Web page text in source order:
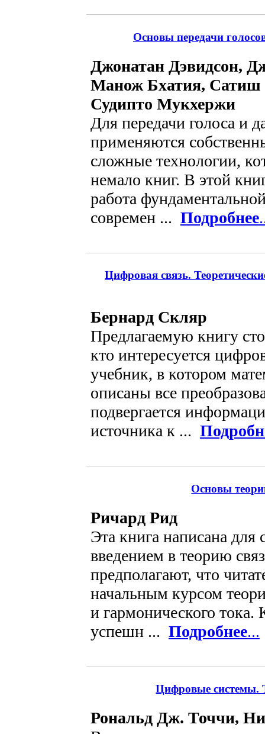
Основы передачи
Джонатан Дэвидсон,
Манож Бхатия, Сатиш
Судипто Мукхержи
Для передачи голоса и
применяются
сложные технологии,
немало книг. В этой
работа
современ ... Подробнее
Цифровая связь.
Бернард Скляр
Предлагаемую книгу
кто интересуется
учебник, в котором
описаны все
подвергается
источника к ...
Основы
Ричард Рид
Эта книга написана для
введением в теорию
предполагают, что
начальным курсом
и гармонического тока.
успешн ... Подробнее...
Цифровые системы.
Рональд Дж. Точчи,